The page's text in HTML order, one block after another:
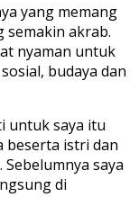
yang memang
semakin akrab.
nyaman untuk
budaya dan
untuk saya itu
beserta istri dan
saya
di